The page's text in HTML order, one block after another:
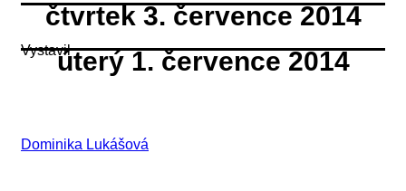
Vystavil
Dominika Lukášová
čtvrtek 3. července 2014
úterý 1. července 2014